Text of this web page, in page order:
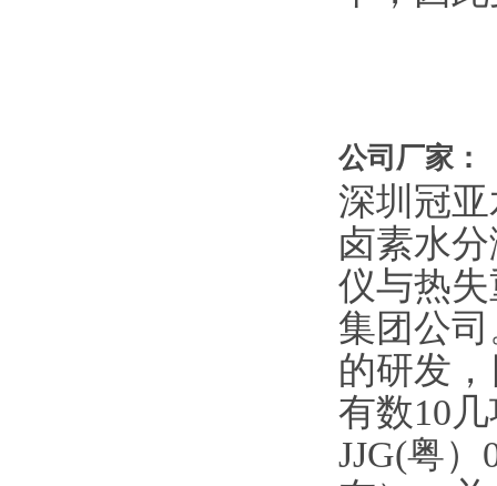
公司厂家：
深圳冠
卤素水
仪与热
集团公
的研发
有数10
JJG(粤